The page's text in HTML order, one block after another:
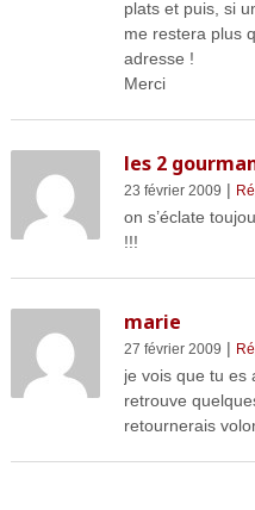
plats et puis, si
me restera plus
adresse !
Merci
les 2
23 février 2009 |
on s’éclate
!!!
marie
27 février 2009 |
je vois que tu es
retrouve
retournerais